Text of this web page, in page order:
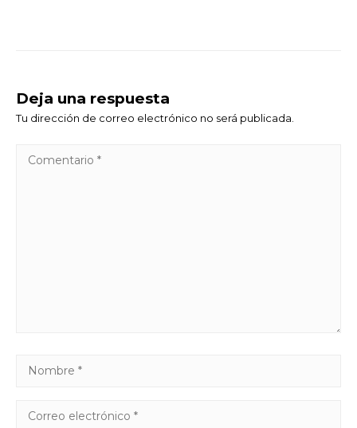
Deja una respuesta
Tu dirección de correo electrónico no será publicada.